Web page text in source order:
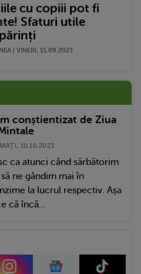
cu copiii pot fi
Sfaturi utile
| VINERI, 15.09.2023
conștientizat de Ziua
10.10.2023
ca atunci când sărbătorim
ne gândim mai în
la lucrul respectiv. Așa
că încă...